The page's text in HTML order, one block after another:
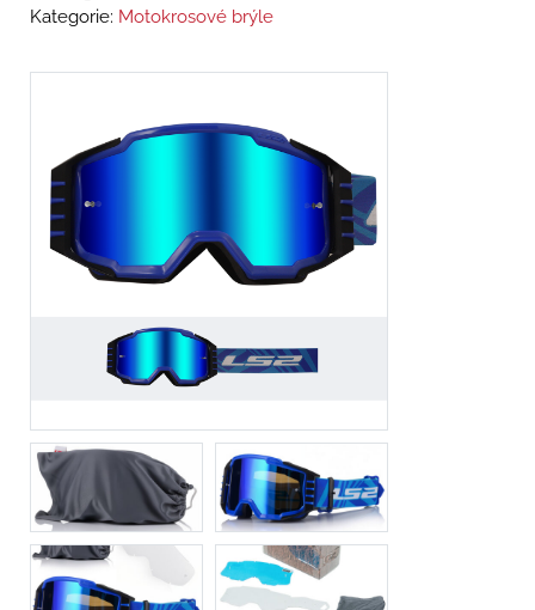
Kategorie: Motokrosové brýle